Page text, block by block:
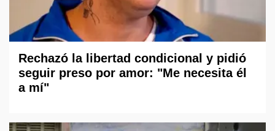
Rechazó la libertad condicional y pidió
seguir preso por amor: "Me necesita él
a mí"